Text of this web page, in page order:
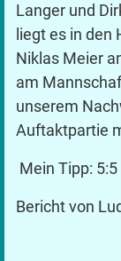
Langer und
liegt es in den
Niklas Meier
am
unserem
Auftaktpartie
Mein Tipp: 5:5
Bericht von